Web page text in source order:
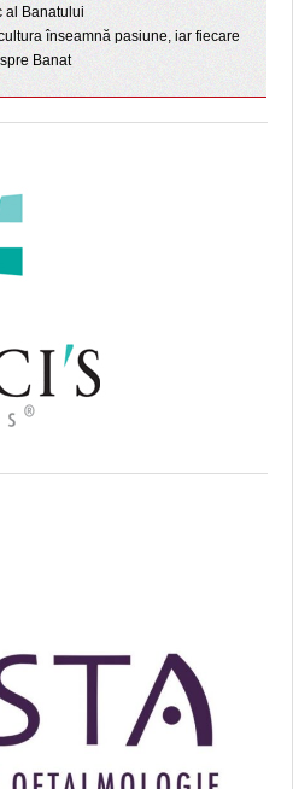
al Banatului
înseamnă pasiune, iar fiecare
Banat